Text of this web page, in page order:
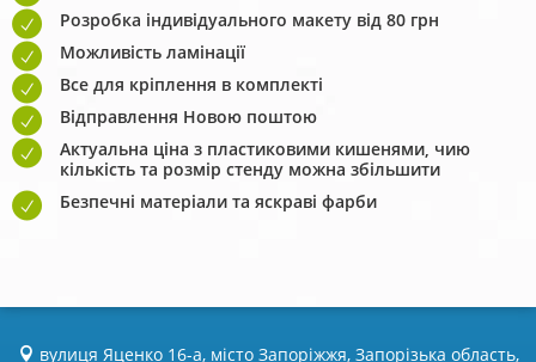
Розробка індивідуального макету від 80 грн
Можливість ламінації
Все для кріплення в комплекті
Відправлення Новою поштою
Актуальна ціна з пластиковими кишенями, чию
кількість та розмір стенду можна збільшити
Безпечні матеріали та яскраві фарби
вулиця Яценко 16-а, місто Запоріжжя, Запорізька область,